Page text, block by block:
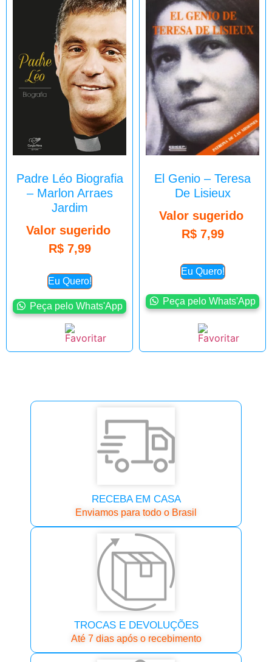
Padre Léo Biografia
– Marlon Arraes
Jardim
Valor sugerido
R$7,99
Eu Quero!
Peça pelo Whats'App
El Genio – Teresa
De Lisieux
Valor sugerido
R$7,99
Eu Quero!
Peça pelo Whats'App
RECEBA EM CASA
Enviamos para todo o Brasil
TROCAS E DEVOLUÇÕES
Até 7 dias após o recebimento